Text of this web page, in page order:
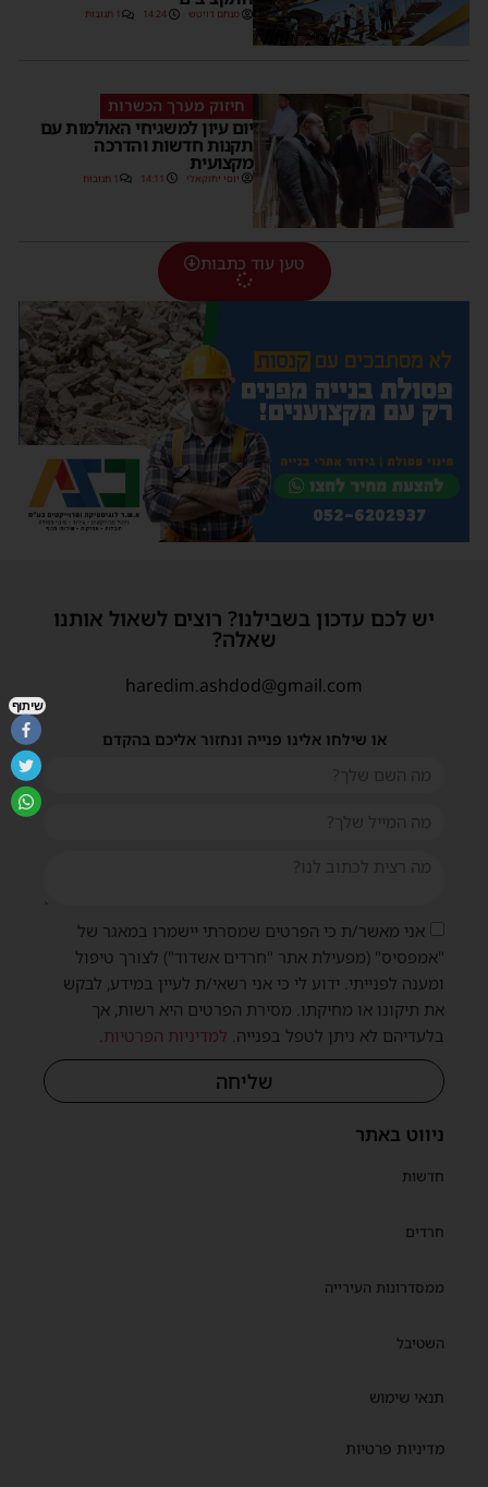
מנחם דויטש 14:24 1 תגובות
חיזוק מערך הכשרות
יום עיון למשגיחי האולמות עם
תקנות חדשות והדרכה
מקצועית
יוסי יחזקאלי 14:11 1 תגובות
טען עוד כתבות
ניווט באתר
חדשות
חרדים
ממסדרונות העירייה
השטיבל
תנאי שימוש
מדיניות פרטיות
יש לכם עדכון בשבילנו? רוצים לשאול אותנו
שאלה?
haredim.ashdod@gmail.com
או שילחו אלינו פנייה ונחזור אליכם בהקדם
אני מאשר/ת כי הפרטים שמסרתי יישמרו במאגר של
"אמפסיס" (מפעילת אתר "חרדים אשדוד") לצורך טיפול
ומענה לפנייתי. ידוע לי כי אני רשאי/ת לעיין במידע, לבקש
את תיקונו או מחיקתו. מסירת הפרטים היא רשות, אך
בלעדיהם לא ניתן לטפל בפנייה. למדיניות הפרטיות.
שליחה
שיתוף